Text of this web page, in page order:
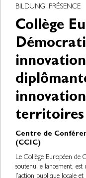
BILDUNG, PRÉSENCE
Collège
territoires
Centre de
(CCIC)
Le Collège Européen de
soutenu le lancement,
l’action publique locale